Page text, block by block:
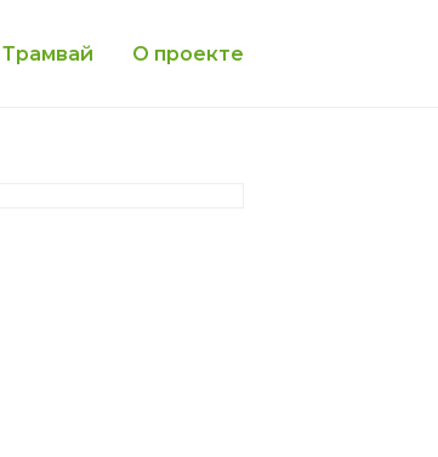
Трамвай О проекте